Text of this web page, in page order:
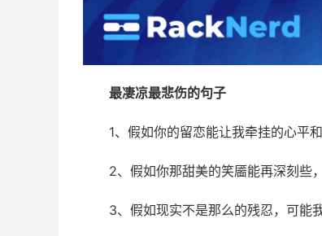
最凄凉最悲伤的句子
1、假如你的留恋能让我牵挂的心平
2、假如你那甜美的笑靥能再深刻些
3、假如现实不是那么的残忍，可能